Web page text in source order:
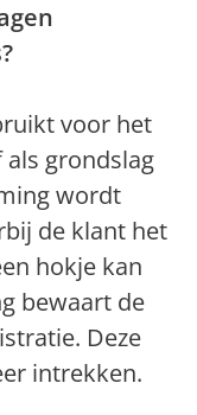
voor het
grondslag
wordt
de klant het
hokje kan
bewaart de
Deze
intrekken.